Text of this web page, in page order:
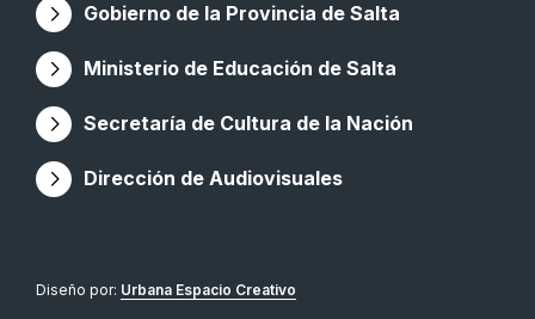
Gobierno de la Provincia de Salta
Ministerio de Educación de Salta
Secretaría de Cultura de la Nación
Dirección de Audiovisuales
Diseño por: Urbana Espacio Creativo